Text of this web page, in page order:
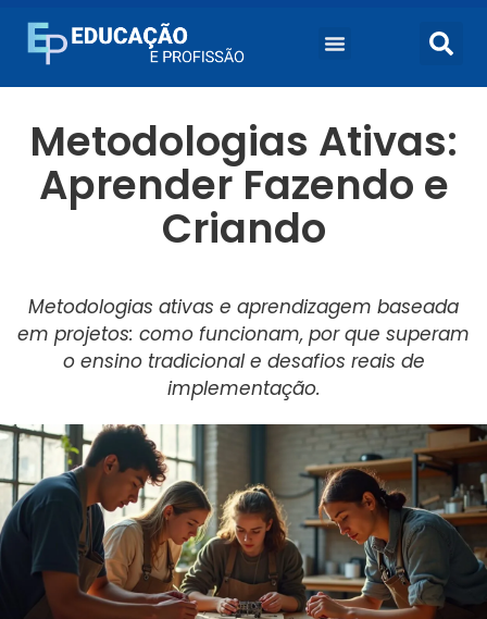
Metodologias Ativas:
Aprender Fazendo e
Criando
Metodologias ativas e aprendizagem baseada
em projetos: como funcionam, por que superam
o ensino tradicional e desafios reais de
implementação.